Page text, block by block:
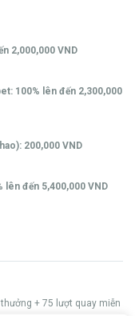
2,000,000 VND
100% lên đến 2,300,000
200,000 VND
lên đến 5,400,000 VND
+ 75 lượt quay miễn